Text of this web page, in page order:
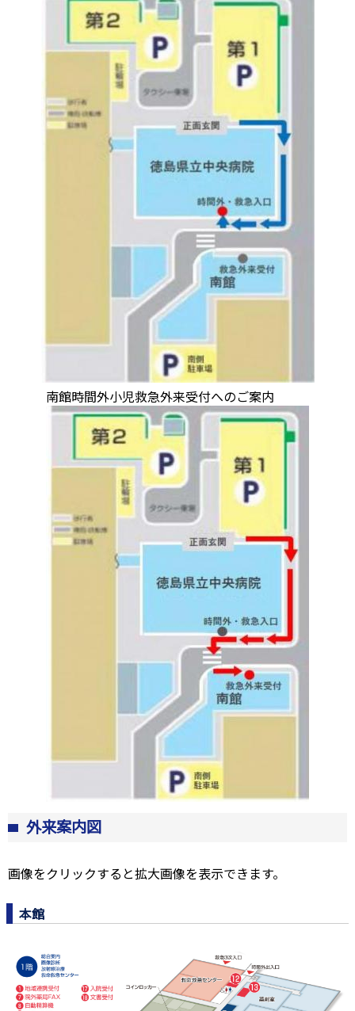
南館時間外小児救急外来受付へのご案内
外来案内図
画像をクリックすると拡大画像を表示できます。
本館